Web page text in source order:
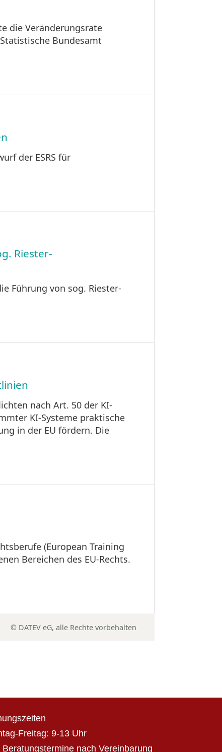
die Veränderungsrate
Bundesamt
der ESRS für
Riester-
Führung von sog. Riester-
nach Art. 50 der KI-
KI-Systeme praktische
in der EU fördern. Die
(European Training
Bereichen des EU-Rechts.
© DATEV eG, alle Rechte vorbehalten
Freitag: 9-13 Uhr
Beratungstermine nach Vereinbarung